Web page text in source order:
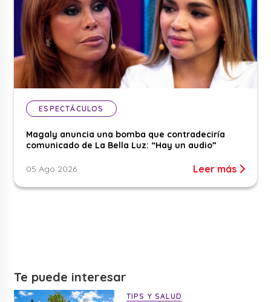
ESPECTÁCULOS
Magaly anuncia una bomba que contradeciría
comunicado de La Bella Luz: “Hay un audio”
05 Ago 2026 Leer más
Te puede interesar
TIPS Y SALUD